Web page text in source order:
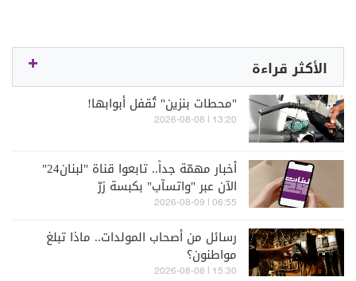
الأكثر قراءة
"محطات بنزين" تُقفل أبوابها!
13:20 | 2026-08-08
أخبار مهمّة جداً.. تابعوا قناة "لبنان24"
الآن عبر "واتسآب" بكبسة زرّ
06:55 | 2026-08-09
رسائل من أصحاب المولدات.. ماذا تبلغ
مواطنون؟
15:30 | 2026-08-08